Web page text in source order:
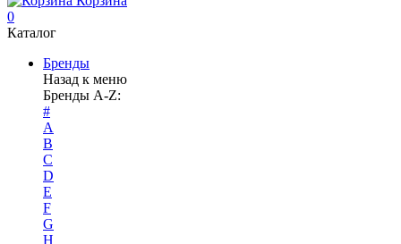
0
Каталог
Бренды
Назад к меню
Бренды A-Z:
#
A
B
C
D
E
F
G
H